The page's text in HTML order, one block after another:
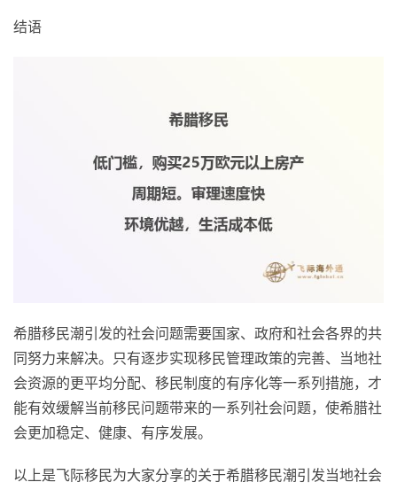
结语
希腊移民潮引发的社会问题需要国家、政府和社会各界的共
同努力来解决。只有逐步实现移民管理政策的完善、当地社
会资源的更平均分配、移民制度的有序化等一系列措施，才
能有效缓解当前移民问题带来的一系列社会问题，使希腊社
会更加稳定、健康、有序发展。
以上是飞际移民为大家分享的关于希腊移民潮引发当地社会